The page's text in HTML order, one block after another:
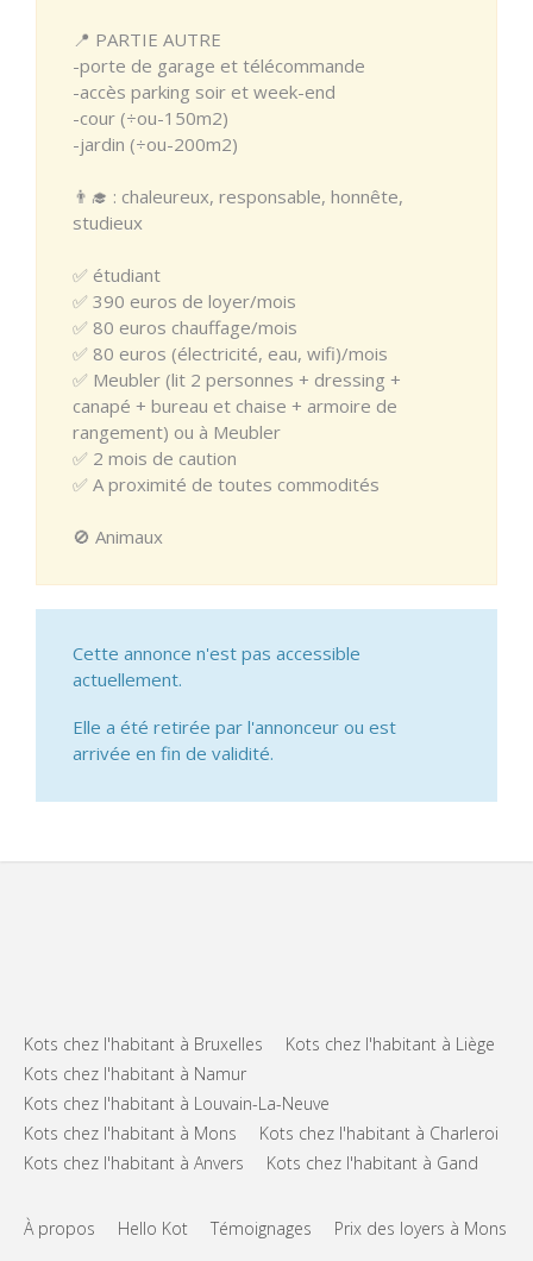
📍 PARTIE AUTRE
-porte de garage et télécommande
-accès parking soir et week-end
-cour (÷ou-150m2)
-jardin (÷ou-200m2)
👨‍🎓 : chaleureux, responsable, honnête,
studieux
✅️ étudiant
✅️ 390 euros de loyer/mois
✅️ 80 euros chauffage/mois
✅️ 80 euros (électricité, eau, wifi)/mois
✅️ Meubler (lit 2 personnes + dressing +
canapé + bureau et chaise + armoire de
rangement) ou à Meubler
✅️ 2 mois de caution
✅️ A proximité de toutes commodités
🚫 Animaux
Cette annonce n'est pas accessible
actuellement.
Elle a été retirée par l'annonceur ou est
arrivée en fin de validité.
Kots chez l'habitant à Bruxelles
Kots chez l'habitant à Liège
Kots chez l'habitant à Namur
Kots chez l'habitant à Louvain-La-Neuve
Kots chez l'habitant à Mons
Kots chez l'habitant à Charleroi
Kots chez l'habitant à Anvers
Kots chez l'habitant à Gand
À propos Hello Kot Témoignages Prix des loyers à Mons